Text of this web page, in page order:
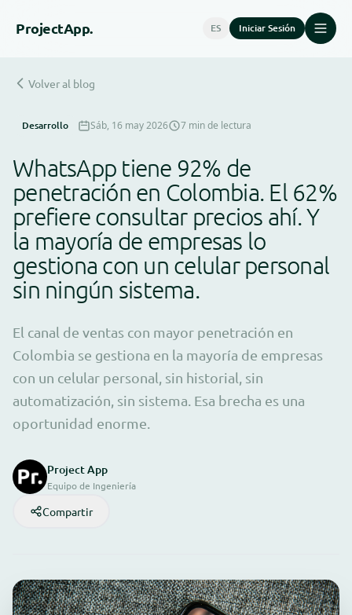
ProjectApp. ES Iniciar Sesión
Volver al blog
Desarrollo Sáb, 16 may 2026 7 min de lectura
WhatsApp tiene 92% de
penetración en Colombia. El 62%
prefiere consultar precios ahí. Y
la mayoría de empresas lo
gestiona con un celular personal
sin ningún sistema.
El canal de ventas con mayor penetración en
Colombia se gestiona en la mayoría de empresas
con un celular personal, sin historial, sin
automatización, sin sistema. Esa brecha es una
oportunidad enorme.
Project App
Equipo de Ingeniería
Compartir